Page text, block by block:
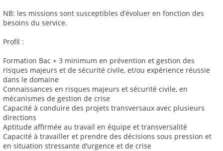
NB: les missions sont susceptibles d’évoluer en fonction des
besoins du service.
Profil :
Formation Bac + 3 minimum en prévention et gestion des
risques majeurs et de sécurité civile, et/ou expérience réussie
dans le domaine
Connaissances en risques majeurs et sécurité civile, en
mécanismes de gestion de crise
Capacité à conduire des projets transversaux avec plusieurs
directions
Aptitude affirmée au travail en équipe et transversalité
Capacité à travailler et prendre des décisions sous pression et
en situation stressante d’urgence et de crise